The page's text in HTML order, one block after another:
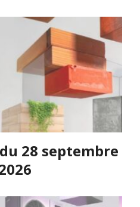
28 septembre